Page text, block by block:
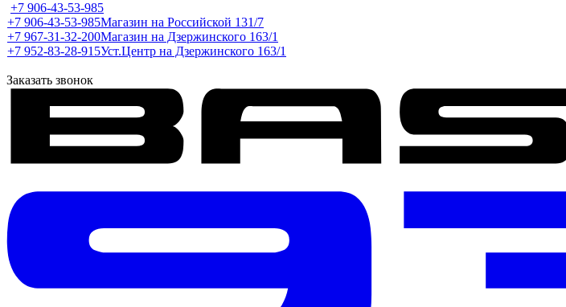
+7 906-43-53-985
+7 906-43-53-985Магазин на Российской 131/7
+7 967-31-32-200Магазин на Дзержинского 163/1
+7 952-83-28-915Уст.Центр на Дзержинского 163/1
Заказать звонок